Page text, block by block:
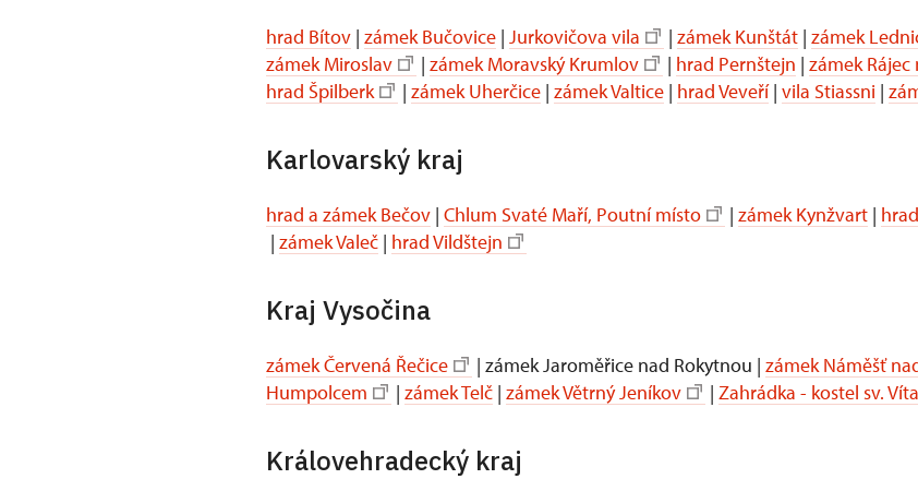
hrad Bítov | zámek Bučovice | Jurkovičova vila | zámek Kunštát | zámek
zámek Miroslav
| zámek Moravský Krumlov | hrad Pernštejn | zámek
hrad Špilberk
| zámek Uherčice | zámek Valtice | hrad Veveří| vila Stiassni |
Karlovarský kraj
hrad a zámek Bečov | Chlum Svaté Maří, Poutní místo | zámek Kynžvart |
| zámek Valeč | hrad Vildštejn
Kraj Vysočina
zámek Červená Řečice | zámek Jaroměřice nad Rokytnou | zámek Náměšť
Humpolcem
| zámek Telč | zámek Větrný Jeníkov | Zahrádka - kostel sv. Víta
Královehradecký kraj